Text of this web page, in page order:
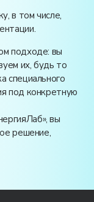
в том числе,
подходе: вы
их, будь то
специального
под конкретную
вы
решение,